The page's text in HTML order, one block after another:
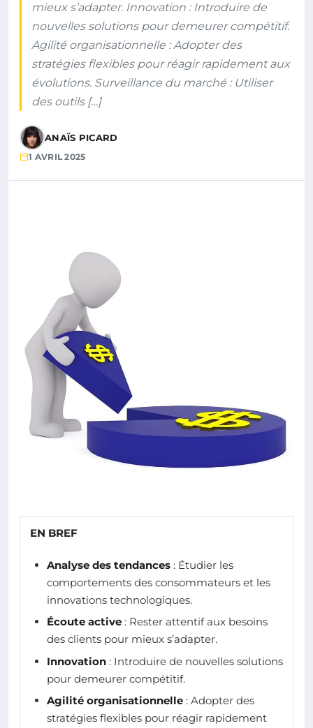
mieux s’adapter. Innovation : Introduire de
nouvelles solutions pour demeurer compétitif.
Agilité organisationnelle : Adopter des
stratégies flexibles pour réagir rapidement aux
évolutions. Surveillance du marché : Utiliser
des outils […]
ANAÏS PICARD
1 AVRIL 2025
EN BREF
Analyse des tendances : Étudier les
comportements des consommateurs et les
innovations technologiques.
Écoute active : Rester attentif aux besoins
des clients pour mieux s’adapter.
Innovation : Introduire de nouvelles solutions
pour demeurer compétitif.
Agilité organisationnelle : Adopter des
stratégies flexibles pour réagir rapidement